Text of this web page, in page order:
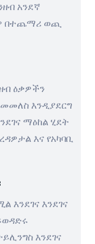
አንደኛ
በተጨማሪ ወጪ
ዕቃዎችን
እንዲያደርግ
ማዕከል ሂደት
እና የአካባቢ
እንደገና እንደገና
እንደገና